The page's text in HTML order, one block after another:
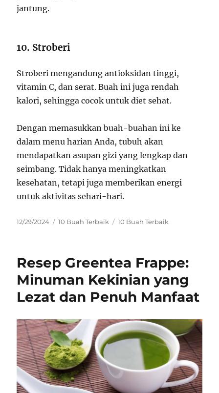
jantung.
10. Stroberi
Stroberi mengandung antioksidan tinggi,
vitamin C, dan serat. Buah ini juga rendah
kalori, sehingga cocok untuk diet sehat.
Dengan memasukkan buah-buahan ini ke
dalam menu harian Anda, tubuh akan
mendapatkan asupan gizi yang lengkap dan
seimbang. Tidak hanya meningkatkan
kesehatan, tetapi juga memberikan energi
untuk aktivitas sehari-hari.
Posted
12/29/2024 Categories
10 Buah Terbaik Tags
10 Buah Terbaik
Resep Greentea Frappe:
Minuman Kekinian yang
Lezat dan Penuh Manfaat